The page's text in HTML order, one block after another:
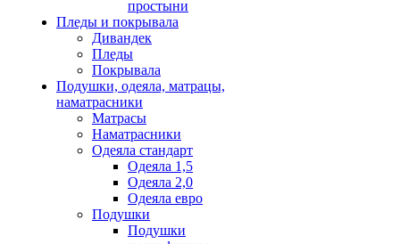
простыни
Пледы и покрывала
Дивандек
Пледы
Покрывала
Подушки, одеяла, матрацы,
наматрасники
Матрасы
Наматрасники
Одеяла стандарт
Одеяла 1,5
Одеяла 2,0
Одеяла евро
Подушки
Подушки